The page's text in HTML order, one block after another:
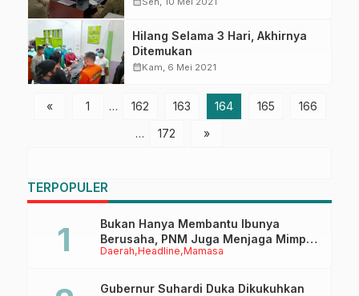
Hilang Selama 3 Hari, Akhirnya
Ditemukan
calendar_monthKam, 6 Mei 2021
« 1 … 162 163 164 165
166
…
172 »
TERPOPULER
Daerah Headline Mamasa
Bukan Hanya Membantu Ibunya
Berusaha, PNM Juga Menjaga Mimpi
Anaknya Untuk Menggapai Cita-Cita
Gubernur Suhardi Duka Dikukuhkan